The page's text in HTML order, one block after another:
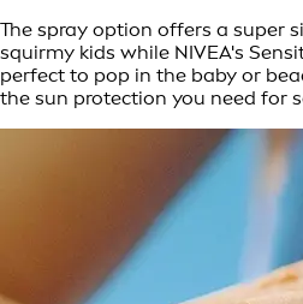
The spray option offers a super
squirmy kids while NIVEA's
perfect to pop in the baby or
the sun protection you need for